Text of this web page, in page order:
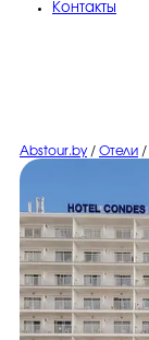
Контакты
Abstour.by / Отели /